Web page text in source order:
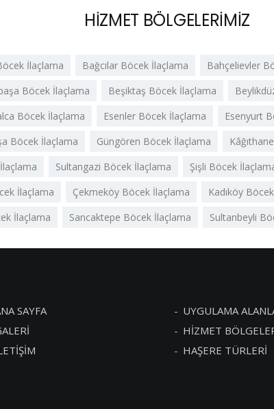
HİZMET BÖLGELERİMİZ
İlaçlama Bağcılar Böcek İlaçlama Bahçelievler
Böcek İlaçlama Beşiktaş Böcek İlaçlama
Böcek İlaçlama Esenler Böcek İlaçlama Esenyurt
Böcek İlaçlama Güngören Böcek İlaçlama
Sultangazi Böcek İlaçlama Şişli Böcek
İlaçlama Çekmeköy Böcek İlaçlama Kadıköy
İlaçlama Sancaktepe Böcek İlaçlama Sultanbeyli
SAYFA
UYGULAMA
HİZMET
HAŞERE TÜRLERİ